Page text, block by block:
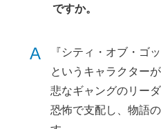
ですか。
A
『シティ・オブ・ゴ
というキャラクター
悲なギャングのリー
恐怖で支配し、物語